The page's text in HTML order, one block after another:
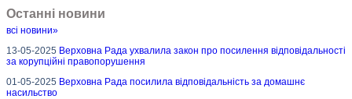
Останні новини
всі новини»
13-05-2025 Верховна Рада ухвалила закон про посилення відповідальності
за корупційні правопорушення
01-05-2025 Верховна Рада посилила відповідальність за домашнє
насильство